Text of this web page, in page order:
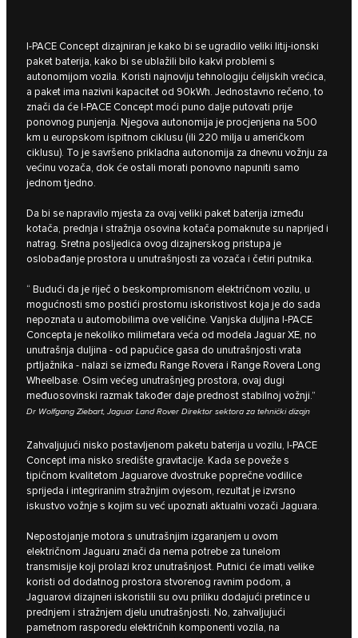
I‑PACE Concept dizajniran je kako bi se ugradilo veliki litij-ionski
paket baterija, kako bi se ublažili bilo kakvi problemi s
autonomijom vozila. Koristi najnoviju tehnologiju ćelijskih vrećica,
a paket ima nazivni kapacitet od 90kWh. Jednostavno rečeno, to
znači da će I‑PACE Concept moći puno dalje putovati prije
ponovnog punjenja. Njegova autonomija je procjenjena na 500
km u europskom ispitnom ciklusu (ili 220 milja u američkom
ciklusu). To je savršeno prikladna autonomija za dnevnu vožnju za
većinu vozača, dok će ostali morati ponovno napuniti samo
jednom tjedno.
Da bi se napravilo mjesta za ovaj veliki paket baterija između
kotača, prednja i stražnja osovina kotača pomaknute su naprijed i
natrag. Sretna posljedica ovog dizajnerskog pristupa je
oslobađanje prostora u unutrašnjosti za vozača i četiri putnika.
“ Budući da je riječ o beskompromisnom električnom vozilu, u
mogućnosti smo postići prostornu iskoristivost koja je do sada
nepoznata u automobilima ove veličine. Vanjska duljina I‑PACE
Concepta je nekoliko milimetara veća od modela Jaguar XE, no
unutrašnja duljina - od papučice gasa do unutrašnjosti vrata
prtljažnika - nalazi se između Range Rovera i Range Rovera Long
Wheelbase. Osim većeg unutrašnjeg prostora, ovaj dugi
međuosovinski razmak također daje prednost stabilnoj vožnji.”
Dr Wolfgang Ziebart, Jaguar Land Rover Direktor sektora za tehnički dizajn
Zahvaljujući nisko postavljenom paketu baterija u vozilu, I‑PACE
Concept ima nisko središte gravitacije. Kada se poveže s
tipičnom kvalitetom Jaguarove dvostruke poprečne vodilice
sprijeda i integriranim stražnjim ovjesom, rezultat je izvrsno
iskustvo vožnje s kojim su već upoznati aktualni vozači Jaguara.
Nepostojanje motora s unutrašnjim izgaranjem u ovom
električnom Jaguaru znači da nema potrebe za tunelom
transmisije koji prolazi kroz unutrašnjost. Putnici će imati velike
koristi od dodatnog prostora stvorenog ravnim podom, a
Jaguarovi dizajneri iskoristili su ovu priliku dodajući pretince u
prednjem i stražnjem djelu unutrašnjosti. No, zahvaljujući
pametnom rasporedu električnih komponenti vozila, na